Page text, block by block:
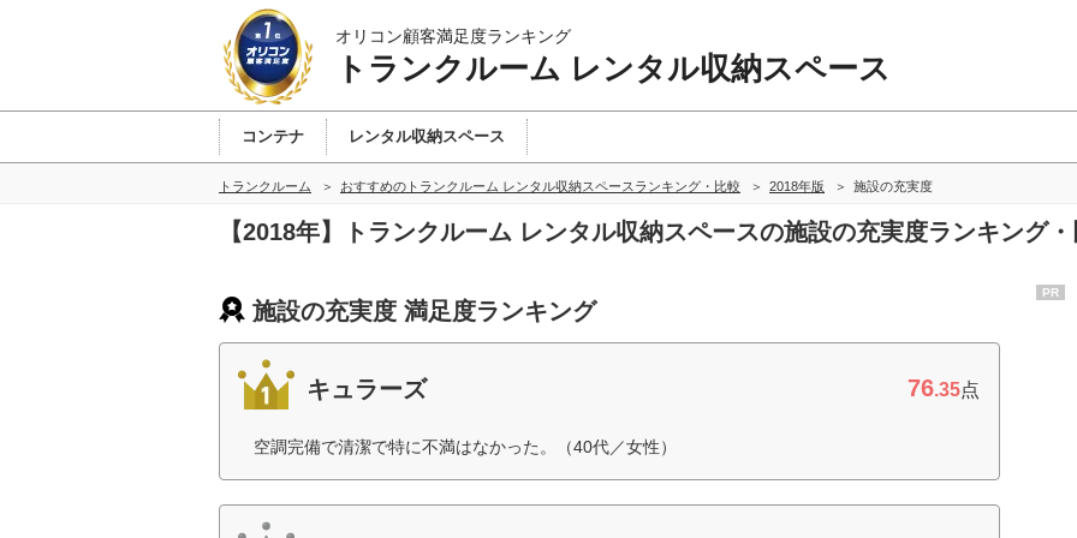
オリコン顧客満足度ランキング
トランクルーム レンタル収納スペース
コンテナ レンタル収納スペース
トランクルーム おすすめのトランクルーム レンタル収納スペースランキング・比較 2018年版 施設の充実度
【2018年】トランクルーム レンタル収納スペースの施設の充実度ランキング
施設の充実度 満足度ランキング
キュラーズ 76.35点
空調完備で清潔で特に不満はなかった。（40代／女性）
PR